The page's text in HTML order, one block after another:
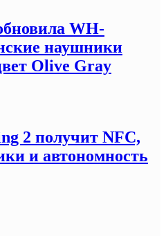
WH-
наушники
Olive Gray
2 получит NFC,
и автономность